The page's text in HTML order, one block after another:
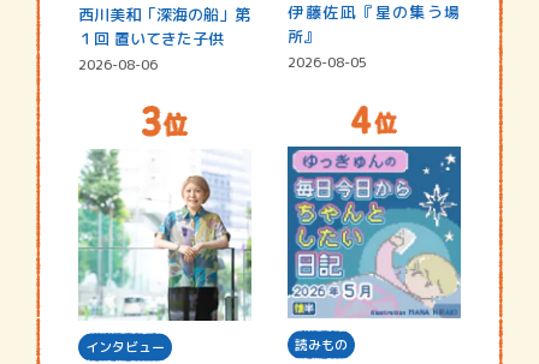
西川美和「深海の船」第
１回 置いてきた子供
2026-08-06
伊藤佐凪『星の集う場
所』
2026-08-05
インタビュー 読みもの